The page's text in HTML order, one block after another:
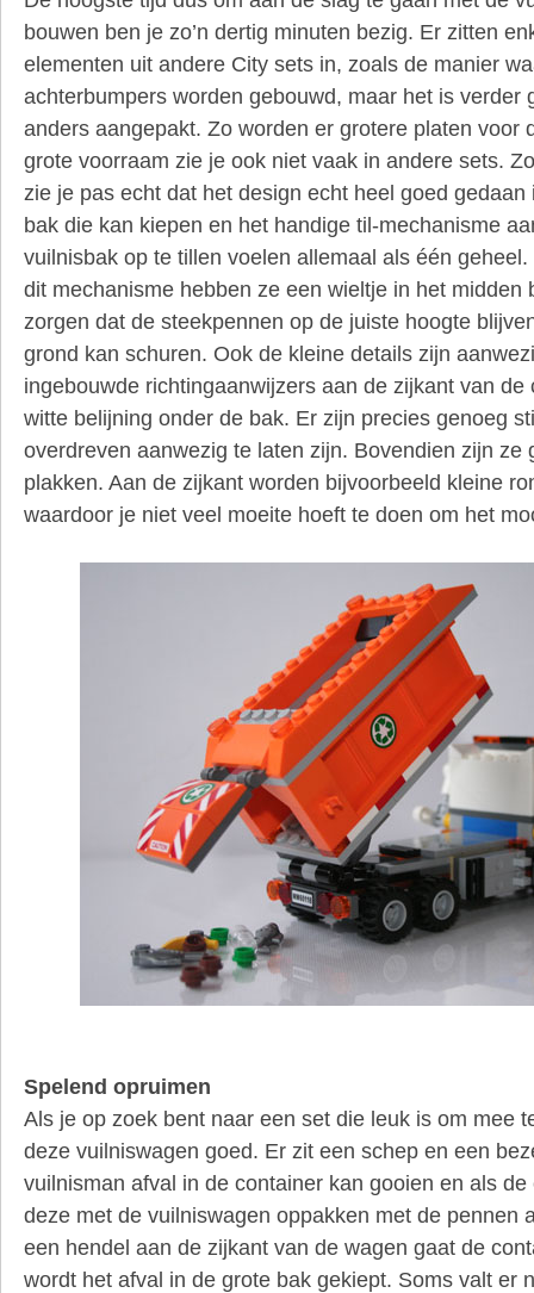
bouwen ben je zo’n dertig minuten bezig. Er zitten
elementen uit andere City sets in, zoals de manier
achterbumpers worden gebouwd, maar het is verder
anders aangepakt. Zo worden er grotere platen voor
grote voorraam zie je ook niet vaak in andere sets.
zie je pas echt dat het design echt heel goed
bak die kan kiepen en het handige til-mechanisme
vuilnisbak op te tillen voelen allemaal als één
dit mechanisme hebben ze een wieltje in het midden
zorgen dat de steekpennen op de juiste hoogte
grond kan schuren. Ook de kleine details zijn
ingebouwde richtingaanwijzers aan de zijkant van de
witte belijning onder de bak. Er zijn precies genoeg
overdreven aanwezig te laten zijn. Bovendien zijn ze
plakken. Aan de zijkant worden bijvoorbeeld kleine
waardoor je niet veel moeite hoeft te doen om het
Spelend opruimen
Als je op zoek bent naar een set die leuk is om mee
deze vuilniswagen goed. Er zit een schep en een
vuilnisman afval in de container kan gooien en als
deze met de vuilniswagen oppakken met de pennen
een hendel aan de zijkant van de wagen gaat de
wordt het afval in de grote bak gekiept. Soms valt er